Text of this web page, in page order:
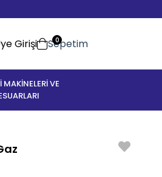
Girişi Sepetim
0
MAKİNELERİ VE